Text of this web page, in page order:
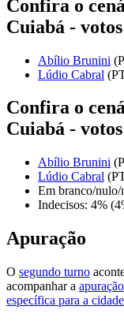
Confira o
Cuiabá -
Abílio Brunini
Lúdio Cabral
Confira o
Cuiabá -
Abílio Brunini
Lúdio Cabral
Em branco/
Indecisos: 4%
Apuração
O segundo turno
acompanhar a apuração
específica para a cidade